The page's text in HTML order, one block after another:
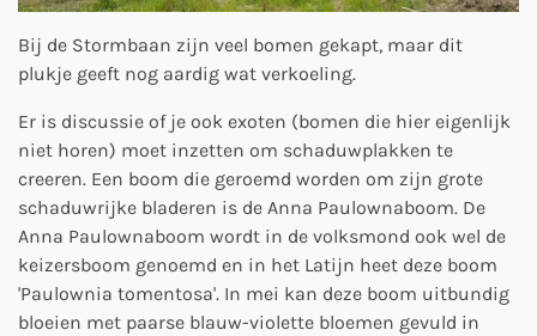
Bij de Stormbaan zijn veel bomen gekapt, maar dit
plukje geeft nog aardig wat verkoeling.
Er is discussie of je ook exoten (bomen die hier eigenlijk
niet horen) moet inzetten om schaduwplakken te
creeren. Een boom die geroemd worden om zijn grote
schaduwrijke bladeren is de Anna Paulownaboom. De
Anna Paulownaboom wordt in de volksmond ook wel de
keizersboom genoemd en in het Latijn heet deze boom
'Paulownia tomentosa'. In mei kan deze boom uitbundig
bloeien met paarse blauw-violette bloemen gevuld in